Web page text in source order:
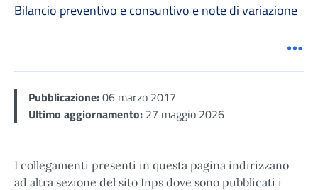
Bilancio preventivo e consuntivo e note di variazione
Pubblicazione:06 marzo 2017
Ultimo aggiornamento: 27 maggio 2026
I collegamenti presenti in questa pagina indirizzano
ad altra sezione del sito Inps dove sono pubblicati i